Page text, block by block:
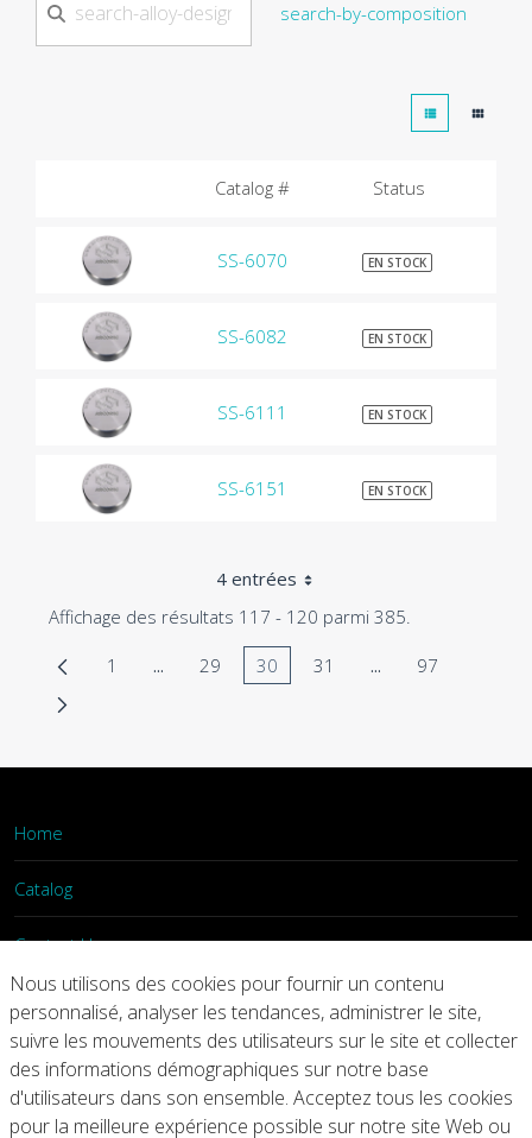
search-by-composition
Catalog # Status
SS-6070 EN STOCK
SS-6082 EN STOCK
SS-6111 EN STOCK
SS-6151 EN STOCK
4 entrées
Affichage des résultats 117 - 120 parmi 385.
Page
1 ...Pages intermédiaires Utilisez TAB pour
Page
29 Page
30 Page
31 ...PagesPage
97
Home
Catalog
Contact Us
Home Catalog Contact Us
Copyright © 2026 Arconic
Nous utilisons des cookies pour fournir un contenu
personnalisé, analyser les tendances, administrer le site,
suivre les mouvements des utilisateurs sur le site et collecter
des informations démographiques sur notre base
d'utilisateurs dans son ensemble. Acceptez tous les cookies
pour la meilleure expérience possible sur notre site Web ou